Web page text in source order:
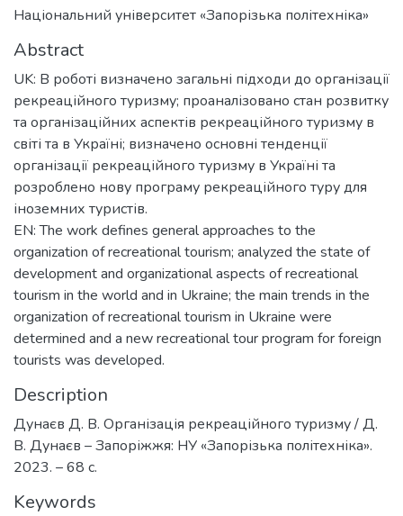
Національний університет «Запорізька політехніка»
Abstract
UK: В роботі визначено загальні підходи до організації
рекреаційного туризму; проаналізовано стан розвитку
та організаційних аспектів рекреаційного туризму в
світі та в Україні; визначено основні тенденції
організації рекреаційного туризму в Україні та
розроблено нову програму рекреаційного туру для
іноземних туристів.
EN: The work defines general approaches to the
organization of recreational tourism; analyzed the state of
development and organizational aspects of recreational
tourism in the world and in Ukraine; the main trends in the
organization of recreational tourism in Ukraine were
determined and a new recreational tour program for foreign
tourists was developed.
Description
Дунаєв Д. В. Організація рекреаційного туризму / Д.
В. Дунаєв – Запоріжжя: НУ «Запорізька політехніка».
2023. – 68 с.
Keywords